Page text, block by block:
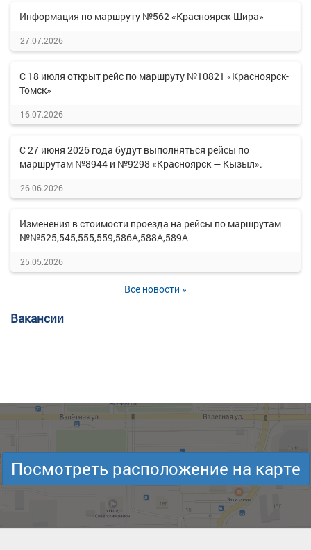
Информация по маршруту №562 «Красноярск-Шира»
27.07.2026
С 18 июля открыт рейс по маршруту №10821 «Красноярск-
Томск»
16.07.2026
С 27 июня 2026 года будут выполняться рейсы по
маршрутам №8944 и №9298 «Красноярск — Кызыл».
26.06.2026
Изменения в стоимости проезда на рейсы по маршрутам
№№525,545,555,559,586А,588А,589А
25.05.2026
Все новости »
Вакансии
Посмотреть расположение на карте